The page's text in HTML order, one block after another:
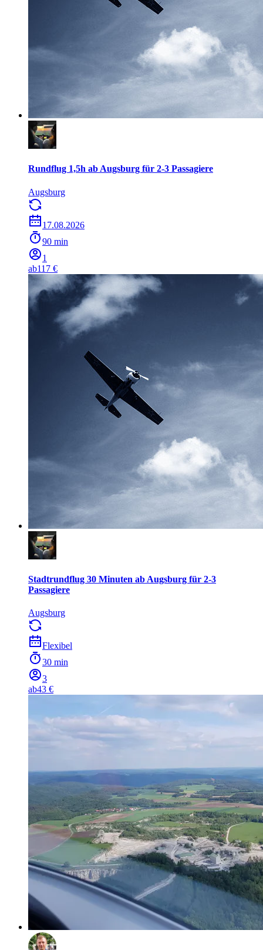
Rundflug 1,5h ab Augsburg für 2-3 Passagiere
Augsburg
17.08.2026
90 min
1
ab117 €
Stadtrundflug 30 Minuten ab Augsburg für 2-3
Passagiere
Augsburg
Flexibel
30 min
3
ab43 €